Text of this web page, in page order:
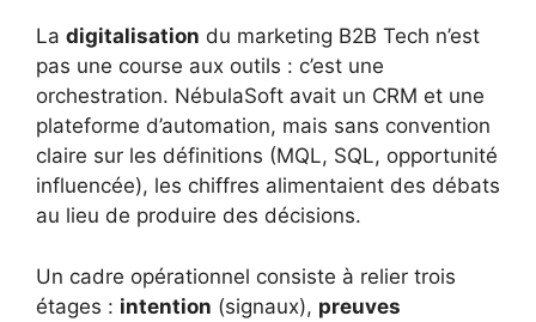
La digitalisation du marketing B2B Tech n’est
pas une course aux outils : c’est une
orchestration. NébulaSoft avait un CRM et une
plateforme d’automation, mais sans convention
claire sur les définitions (MQL, SQL, opportunité
influencée), les chiffres alimentaient des débats
au lieu de produire des décisions.
Un cadre opérationnel consiste à relier trois
étages : intention (signaux), preuves